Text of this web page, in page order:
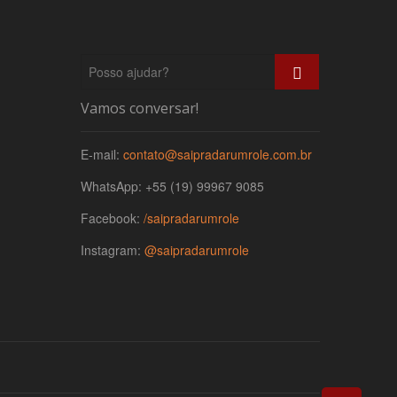
ajudar?
Vamos conversar!
E-mail: contato@saipradarumrole.com.br
WhatsApp: +55 (19) 99967 9085
Facebook: /saipradarumrole
Instagram: @saipradarumrole